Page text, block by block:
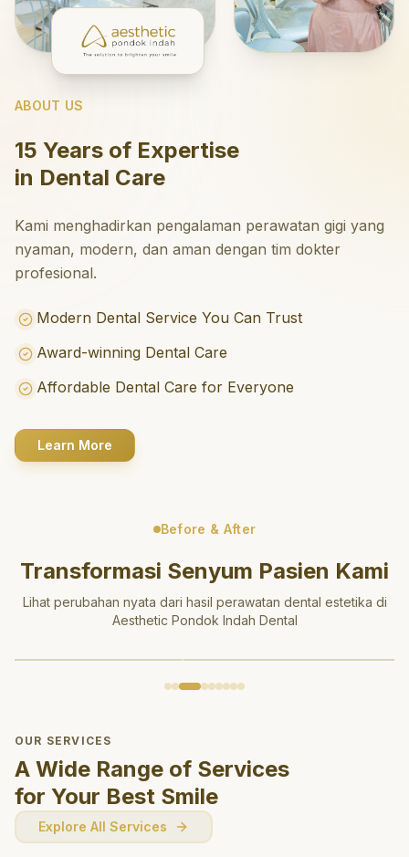
ABOUT US
15 Years of Expertise
in Dental Care
Kami menghadirkan pengalaman perawatan gigi yang
nyaman, modern, dan aman dengan tim dokter
profesional.
Modern Dental Service You Can Trust
Award-winning Dental Care
Affordable Dental Care for Everyone
Learn More
Before & After
Transformasi Senyum Pasien Kami
Lihat perubahan nyata dari hasil perawatan dental estetika di
Aesthetic Pondok Indah Dental
OUR SERVICES
A Wide Range of Services
for Your Best Smile
Explore All Services